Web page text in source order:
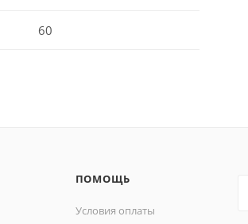
60
ПОМОЩЬ
Условия оплаты